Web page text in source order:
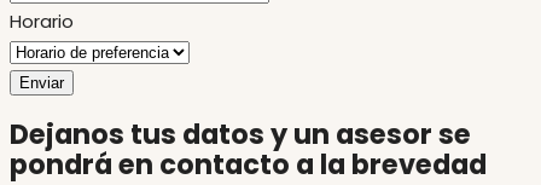
Horario
Enviar
Dejanos tus datos y un asesor se
pondrá en contacto a la brevedad